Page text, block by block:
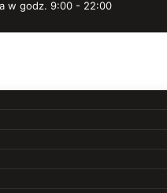
w godz. 9:00 - 22:00